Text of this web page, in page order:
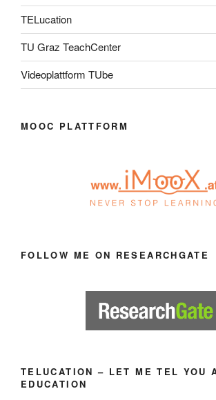
TELucation
TU Graz TeachCenter
Videoplattform TUbe
MOOC PLATTFORM
FOLLOW ME ON RESEARCHGATE
TELUCATION – LET ME TEL YOU
EDUCATION